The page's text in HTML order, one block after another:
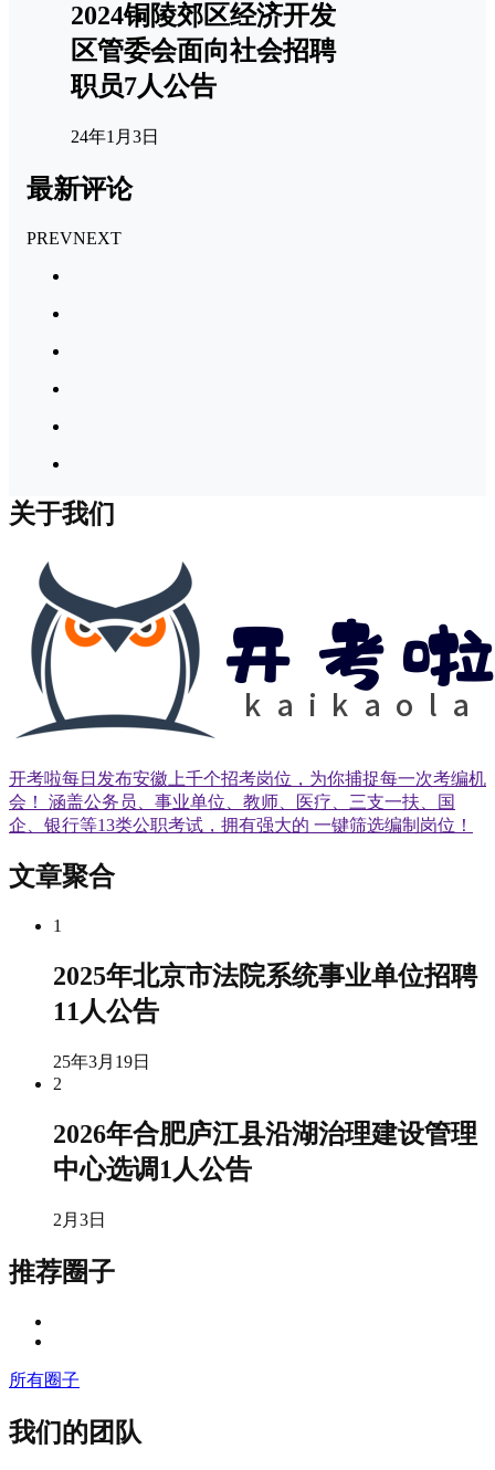
2024铜陵郊区经济开发
区管委会面向社会招聘
职员7人公告
24年1月3日
最新评论
PREVNEXT
关于我们
开考啦每日发布安徽上千个招考岗位，为你捕捉每一次考编机
会！ 涵盖公务员、事业单位、教师、医疗、三支一扶、国
企、银行等13类公职考试，拥有强大的 一键筛选编制岗位！
文章聚合
1
2025年北京市法院系统事业单位招聘
11人公告
25年3月19日
2
2026年合肥庐江县沿湖治理建设管理
中心选调1人公告
2月3日
推荐圈子
所有圈子
我们的团队